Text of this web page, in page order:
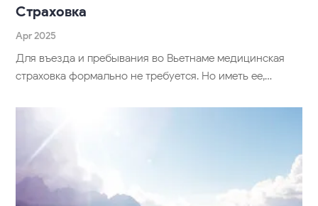
Страховка
Apr 2025
Для въезда и пребывания во Вьетнаме медицинская
страховка формально не требуется. Но иметь ее,…